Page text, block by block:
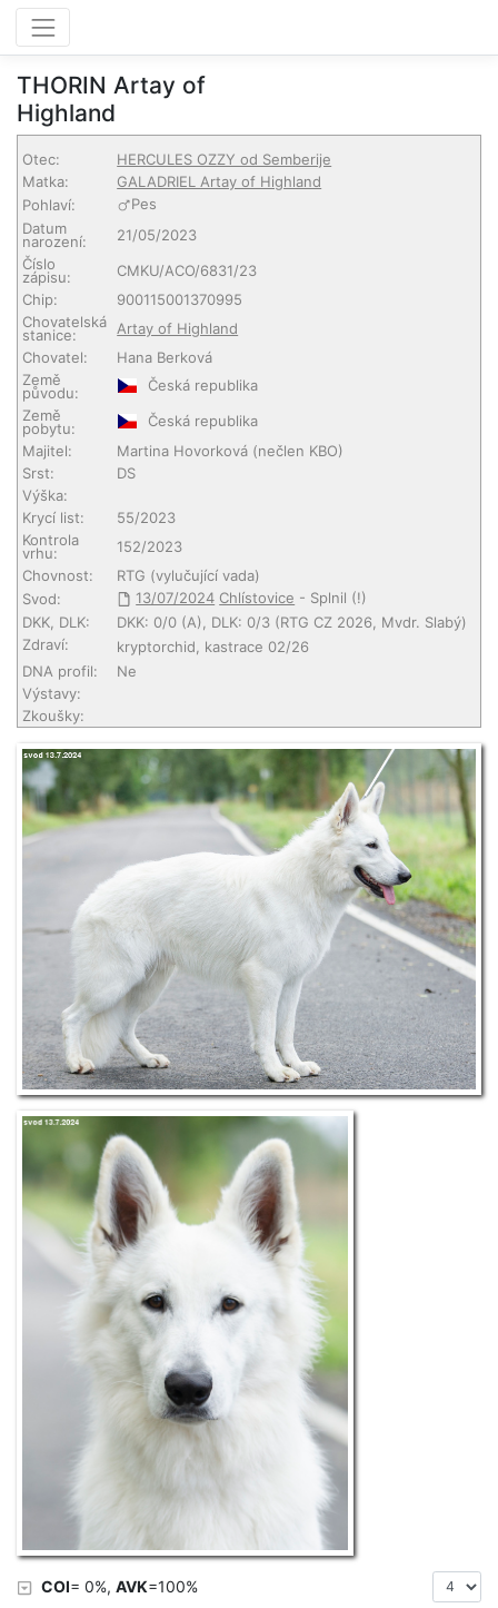
THORIN Artay of
Highland
Otec:
HERCULES OZZY od Semberije
Matka:
GALADRIEL Artay of Highland
Pohlaví:
Pes
Datum
narození:
21/05/2023
Číslo
zápisu:
CMKU/ACO/6831/23
Chip:
900115001370995
Chovatelská
stanice:
Artay of Highland
Chovatel:
Hana Berková
Země
původu:
Česká republika
Země
pobytu:
Česká republika
Majitel:
Martina Hovorková (nečlen KBO)
Srst:
DS
Výška:
Krycí list:
55/2023
Kontrola
vrhu:
152/2023
Chovnost:
RTG (vylučující vada)
Svod:
13/07/2024 Chlístovice - Splnil (!)
DKK, DLK:
DKK: 0/0 (A), DLK: 0/3 (RTG CZ 2026, Mvdr. Slabý)
Zdraví:
kryptorchid, kastrace 02/26
DNA profil:
Ne
Výstavy:
Zkoušky:
COI= 0%, AVK=100%